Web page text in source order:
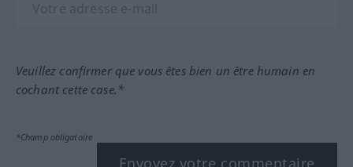
Veuillez confirmer que vous êtes bien un être humain en
cochant cette case.*
*Champ obligatoire